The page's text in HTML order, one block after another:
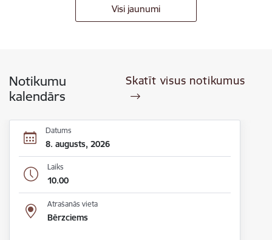
Visi jaunumi
Notikumu
kalendārs
Skatīt visus notikumus
Datums
8. augusts, 2026
Laiks
10.00
Atrašanās vieta
Bērzciems